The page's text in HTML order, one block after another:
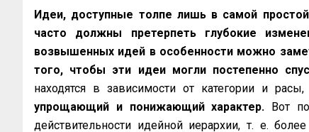
Идеи, доступные толпе лишь в самой
часто должны претерпеть глубокие
возвышенных идей в особенности можно
того, чтобы эти идеи могли постепенно
находятся в зависимости от категории и
упрощающий и понижающий характер. Вот
действительности идейной иерархии, т. е.